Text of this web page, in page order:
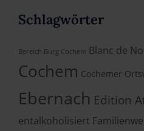
Schlagwörter
Bereich Burg Cochem Blanc de
Cochem Cochemer
Ebernach Edition
entalkoholisiert